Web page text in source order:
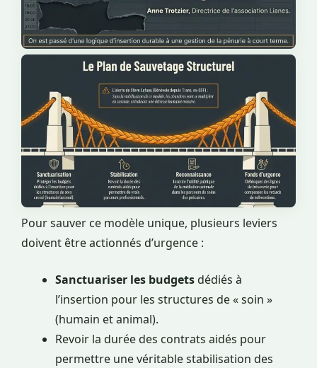
Pour sauver ce modèle unique, plusieurs leviers
doivent être actionnés d’urgence :
Sanctuariser les budgetsdédiés à
l’insertion pour les structures de « soin »
(humain et animal).
Revoir la durée des contrats aidés pour
permettre une véritable stabilisation des